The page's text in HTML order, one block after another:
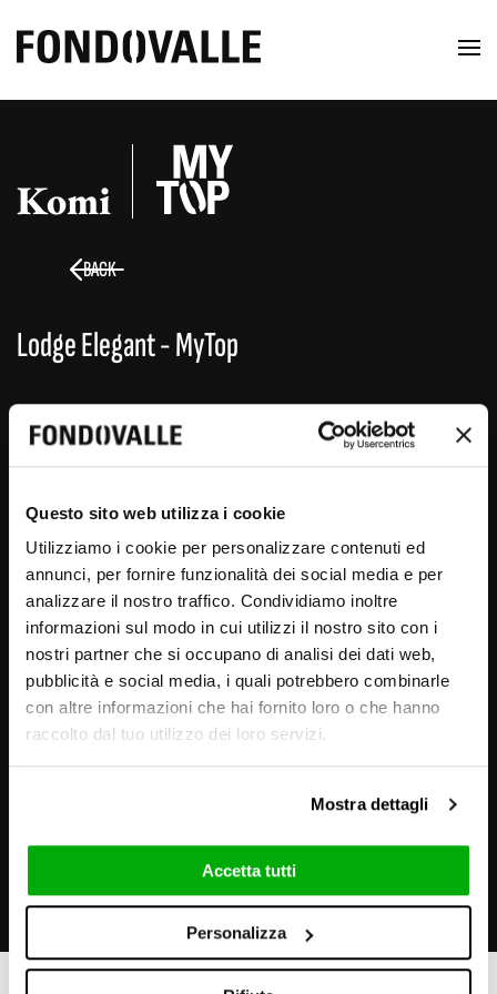
Questo sito web utilizza i cookie
Utilizziamo i cookie per personalizzare contenuti ed
annunci, per fornire funzionalità dei social media e per
analizzare il nostro traffico. Condividiamo inoltre
informazioni sul modo in cui utilizzi il nostro sito con i
nostri partner che si occupano di analisi dei dati web,
pubblicità e social media, i quali potrebbero combinarle
con altre informazioni che hai fornito loro o che hanno
raccolto dal tuo utilizzo dei loro servizi.
Mostra dettagli
Accetta tutti
Personalizza
BACK
Komi
Lodge Elegant - MyTop
LODGE ELEGANT